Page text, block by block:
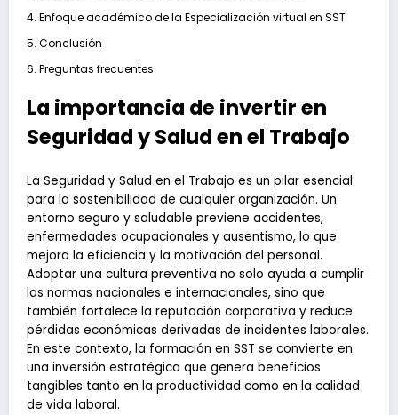
Enfoque académico de la Especialización virtual en SST
Conclusión
Preguntas frecuentes
La importancia de invertir en
Seguridad y Salud en el Trabajo
La Seguridad y Salud en el Trabajo es un pilar esencial
para la sostenibilidad de cualquier organización. Un
entorno seguro y saludable previene accidentes,
enfermedades ocupacionales y ausentismo, lo que
mejora la eficiencia y la motivación del personal.
Adoptar una cultura preventiva no solo ayuda a cumplir
las normas nacionales e internacionales, sino que
también fortalece la reputación corporativa y reduce
pérdidas económicas derivadas de incidentes laborales.
En este contexto, la formación en SST se convierte en
una inversión estratégica que genera beneficios
tangibles tanto en la productividad como en la calidad
de vida laboral.